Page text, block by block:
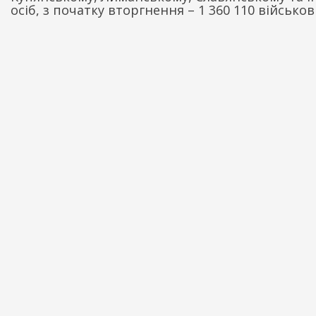
осіб, з початку вторгнення – 1 360 110